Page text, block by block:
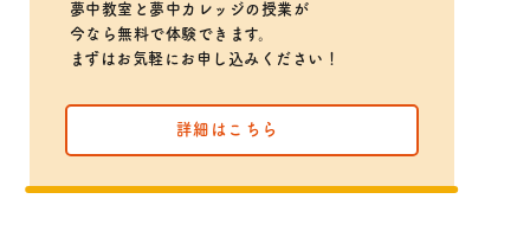
夢中教室と夢中カレッジの授業が
今なら無料で体験できます。
まずはお気軽にお申し込みください！
詳細はこちら